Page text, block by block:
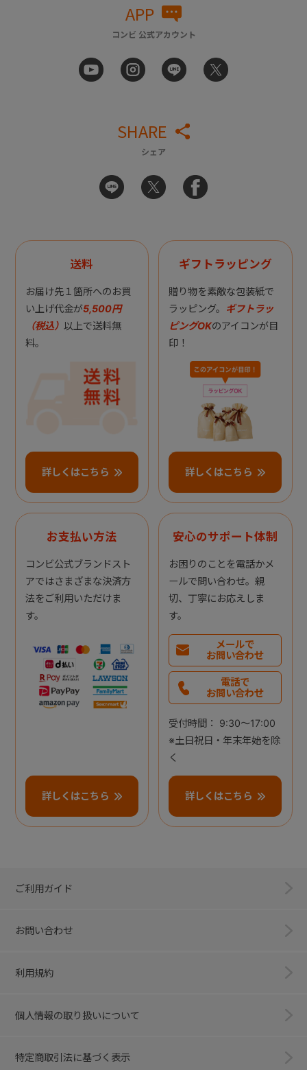
APP
コンビ 公式アカウント
SHARE
シェア
送料
お届け先１箇所へのお買
い上げ代金が5,500円
（税込） 以上で送料無
料。
詳しくはこちら
ギフトラッピング
贈り物を素敵な包装紙で
ラッピング。 ギフトラッ
ピングOKのアイコンが目
印！
詳しくはこちら
お支払い方法
コンビ公式ブランドスト
アではさまざまな決済方
法をご利用いただけま
す。
詳しくはこちら
安心のサポート体制
お困りのことを電話かメ
ールで問い合わせ。親
切、丁寧にお応えしま
す。
メールで
お問い合わせ
電話で
お問い合わせ
受付時間： 9:30～17:00
※土日祝日・年末年始を除
く
詳しくはこちら
ご利用ガイド
お問い合わせ
利用規約
個人情報の取り扱いについて
特定商取引法に基づく表示